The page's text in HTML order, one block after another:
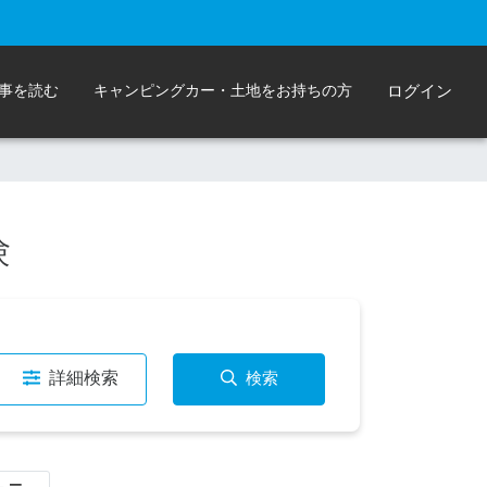
を読む キャンピングカー・土地をお持ちの方 ログイン
詳細検索 検索